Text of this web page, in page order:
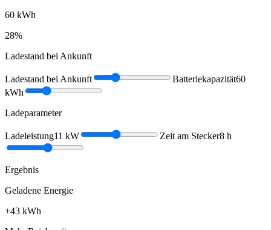
60 kWh
28%
Ladestand bei Ankunft
Ladestand bei Ankunft Batteriekapazität60
kWh
Ladeparameter
Ladeleistung11 kW Zeit am Stecker8 h
Ergebnis
Geladene Energie
+43 kWh